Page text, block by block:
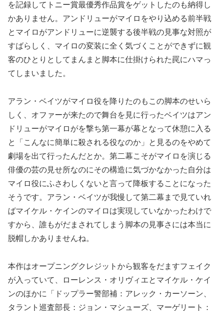
を記録してトニー賞最優秀作品賞をゲットしたのも納得し
かありません。アンドリューがマイロをやり込める前半戦
とマイロがアンドリューに逆襲する後半戦の見事な対照が
すばらしく、マイロの変装に全く気づくことができずに観
客のひとりとしてまんまと脚本に仕掛けられた罠にハマっ
てしまいました。
アラン・ベイツがマイロ役を降りたのもこの脚本のせいら
しく、オファーが来たので舞台を見に行ったベイツはアン
ドリューがマイロがを撃ち第一幕が幕となって休憩に入る
と「こんなに簡単に殺される役なのか」と見るのをやめて
劇場を出て行ったんだとか。第二幕こそがマイロを演じる
俳優の芸の見せ所なのにその構造に気づかなかった自分は
マイロ役にふさわしくないと言って降板することになった
そうです。アラン・ベイツが我慢して第二幕まで見ていれ
ばマイケル・ケインのマイロは実現していなかったわけで
すから、誰もがだまされてしまう脚本の見事さには本当に
脱帽しかありませんね。
本作はオープニングクレジットから観客をだますフェイク
が入っていて、ローレンス・オリヴィエとマイケル・ケイ
ンのほかに「ドップラー警部補：アレック・カーソーン、
タラント巡査部長：ジョン・マシューズ、マーゲリート：